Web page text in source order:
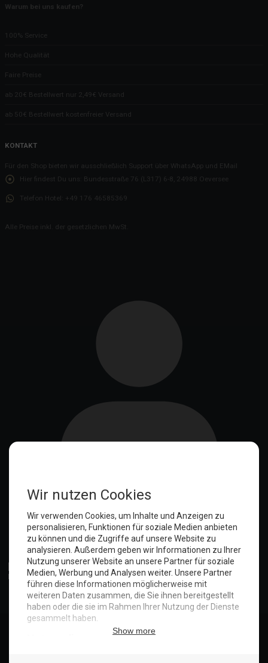
Warum bei uns kaufen?
100% Service
Hohe Qualität
Faire Preise
ab 20€ Bestellwert nur 2,49€ Versand
ab 50€ Bestellwert kostenfreier Versand
KONTAKT
Für den Shop bieten wir ausschließlich Support über WhatsApp und EMail
Hier findest Du uns:
Bundesstraße 76 (L317) 6-8, 24988 Oeversee
Telefon Hotel: +49 176 46585369
Alle Preise inkl. der gesetzlichen MwSt.
Anmelden